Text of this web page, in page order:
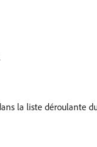
la liste déroulante